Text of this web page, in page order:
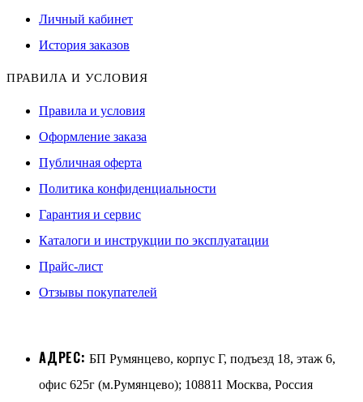
Личный кабинет
История заказов
ПРАВИЛА И УСЛОВИЯ
Правила и условия
Оформление заказа
Публичная оферта
Политика конфиденциальности
Гарантия и сервис
Каталоги и инструкции по эксплуатации
Прайс-лист
Отзывы покупателей
АДРЕС: БП Румянцево, корпус Г, подъезд 18, этаж 6,
офис 625г (м.Румянцево); 108811 Москва, Россия